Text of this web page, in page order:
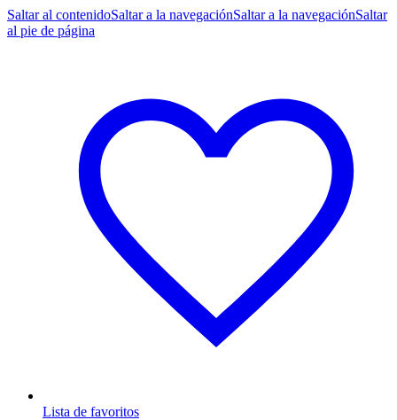
Saltar al contenidoSaltar a la navegaciónSaltar a la navegaciónSaltar
al pie de página
Lista de favoritos